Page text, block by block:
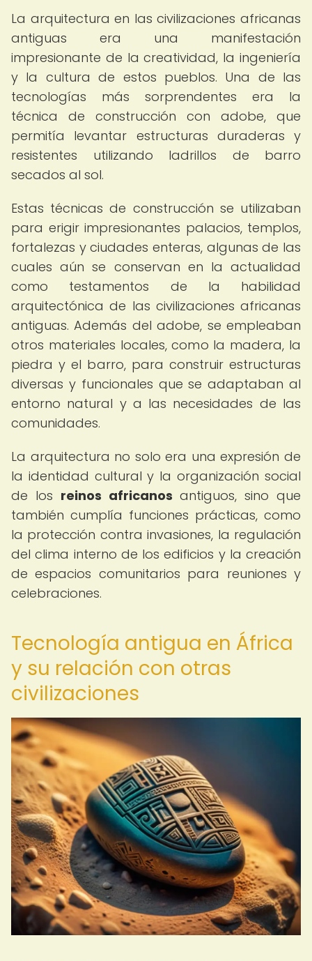
La arquitectura en las civilizaciones africanas
antiguas era una manifestación
impresionante de la creatividad, la ingeniería
y la cultura de estos pueblos. Una de las
tecnologías más sorprendentes era la
técnica de construcción con adobe, que
permitía levantar estructuras duraderas y
resistentes utilizando ladrillos de barro
secados al sol.
Estas técnicas de construcción se utilizaban
para erigir impresionantes palacios, templos,
fortalezas y ciudades enteras, algunas de las
cuales aún se conservan en la actualidad
como testamentos de la habilidad
arquitectónica de las civilizaciones africanas
antiguas. Además del adobe, se empleaban
otros materiales locales, como la madera, la
piedra y el barro, para construir estructuras
diversas y funcionales que se adaptaban al
entorno natural y a las necesidades de las
comunidades.
La arquitectura no solo era una expresión de
la identidad cultural y la organización social
de los reinos africanos antiguos, sino que
también cumplía funciones prácticas, como
la protección contra invasiones, la regulación
del clima interno de los edificios y la creación
de espacios comunitarios para reuniones y
celebraciones.
Tecnología antigua en África
y su relación con otras
civilizaciones